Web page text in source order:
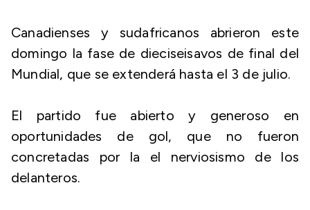
Canadienses y sudafricanos abrieron este
domingo la fase de dieciseisavos de final del
Mundial, que se extenderá hasta el 3 de julio.
El partido fue abierto y generoso en
oportunidades de gol, que no fueron
concretadas por la el nerviosismo de los
delanteros.